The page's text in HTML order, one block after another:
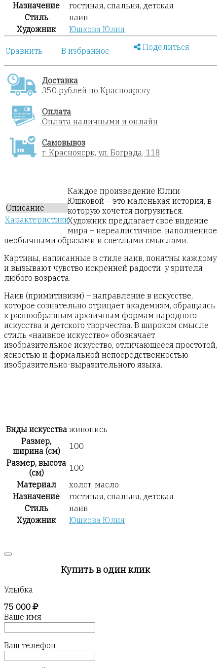
Назначение
гостиная, спальня, детская
Стиль
наив
Художник
Юшкова Юлия
Сравнить В избранное Поделиться
Доставка
350 рублей по Красноярску
Оплата
Оплата наличными и онлайн
Самовывоз
г. Красноясрк, ул. Бограда, 118
Описание
Характеристики
Каждое произведение Юлии
Юшковой – это маленькая история, в
которую хочется погрузиться.
Художник предлагает своё видение
мира – нереалистичное, наполненное
необычными образами и светлыми смыслами.
Картины, написанные в стиле наив, понятны каждому
и вызывают чувство искренней радости у зрителя
любого возраста.
Наив (примитивизм) – направление в искусстве,
которое сознательно отрицает академизм, обращаясь
к разнообразным архаичным формам народного
искусства и детского творчества. В широком смысле
стиль «наивное искусство» обозначает
изобразительное искусство, отличающееся простотой,
ясностью и формальной непосредственностью
изобразительно-выразительного языка.
Виды искусства живопись
Размер,
ширина (см)
100
Размер, высота
(см)
100
Материал
холст, масло
Назначение
гостиная, спальня, детская
Стиль
наив
Художник
Юшкова Юлия
Купить в один клик
Улыбка
75 000
Ваше имя
Ваш телефон